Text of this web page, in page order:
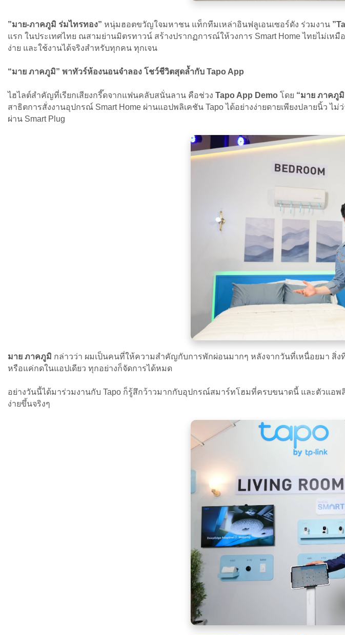
”มาย-ภาคภูมิ ร่มไทรทอง” หนุ่มฮอตขวัญใจมหาชน แท็กทีมเหล่าอินฟลูเอนเซอร์ดัง ร่วมงาน
แรก ในประเทศไทย ณสามย่านมิตรทาวน์ สร้างปรากฏการณ์ให้วงการ Smart Home ไทยไม่เห
ง่าย และใช้งานได้จริงสำหรับทุกคน ทุกเจน
“มาย ภาคภูมิ” พาทัวร์ห้องนอนจำลอง โชว์ชีวิตสุดล้ำกับ Tapo App
ไฮไลต์สำคัญที่เรียกเสียงกรี๊ดจากแฟนคลับสนั่นลาน คือช่วง Tapo App Demo โดย “มาย ภาคภูมิ
สาธิตการสั่งงานอุปกรณ์ Smart Home ผ่านแอปพลิเคชัน Tapo ได้อย่างง่ายดายเพียงปลายนิ้ว ไ
ผ่าน Smart Plug
มาย ภาคภูมิ กล่าวว่า ผมเป็นคนที่ให้ความสำคัญกับการพักผ่อนมากๆ หลังจากวันที่เหนื่อยมา สิ่ง
หรือแค่กดในแอปเดียว ทุกอย่างก็จัดการได้หมด
อย่างวันนี้ได้มาร่วมงานกับ Tapo ก็รู้สึกว้าวมากกับอุปกรณ์สมาร์ทโฮมที่ครบขนาดนี้ และตัวแอ
ง่ายขึ้นจริงๆ